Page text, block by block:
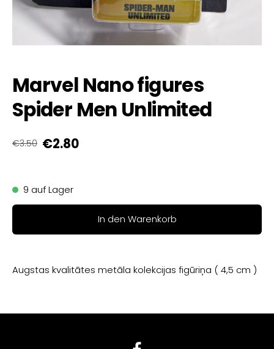
Marvel Nano figures
Spider Men Unlimited
€3.50 €2.80
9 auf Lager
In den Warenkorb
Augstas kvalitātes metāla kolekcijas figūriņa ( 4,5 cm )